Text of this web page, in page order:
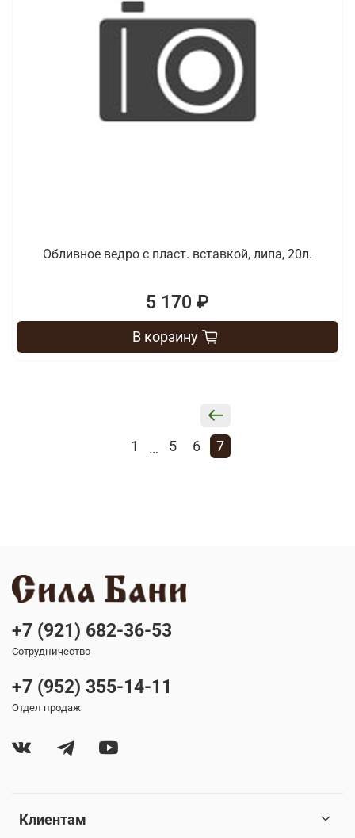
Обливное ведро с пласт. вставкой, липа, 20л.
5 170 ₽
В корзину
1 … 5 6 7
Клиентам
+7 (921) 682-36-53
Сотрудничество
+7 (952) 355-14-11
Отдел продаж